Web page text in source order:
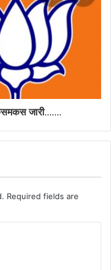
जारी.......
Required fields are